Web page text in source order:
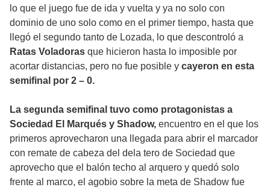
lo que el juego fue de ida y vuelta y ya no solo con
dominio de uno solo como en el primer tiempo, hasta que
llegó el segundo tanto de Lozada, lo que descontroló a
Ratas Voladoras que hicieron hasta lo imposible por
acortar distancias, pero no fue posible y cayeron en esta
semifinal por 2 – 0.
La segunda semifinal tuvo como protagonistas a
Sociedad El Marqués y Shadow, encuentro en el que los
primeros aprovecharon una llegada para abrir el marcador
con remate de cabeza del dela tero de Sociedad que
aprovecho que el balón techo al arquero y quedó solo
frente al marco, el agobio sobre la meta de Shadow fue